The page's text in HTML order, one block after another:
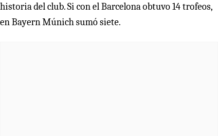
historia del club. Si con el Barcelona obtuvo 14 trofeos,
en Bayern Múnich sumó siete.